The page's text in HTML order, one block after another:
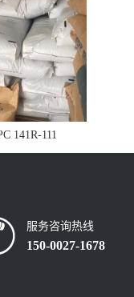
141R-111
服务咨询热线
150-0027-1678